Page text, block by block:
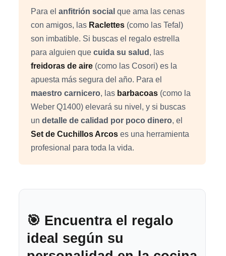
Para el anfitrión social que ama las cenas
con amigos, las Raclettes (como las Tefal)
son imbatible. Si buscas el regalo estrella
para alguien que cuida su salud , las
freidoras de aire (como las Cosori) es la
apuesta más segura del año. Para el
maestro carnicero, las barbacoas (como la
Weber Q1400) elevará su nivel, y si buscas
un detalle de calidad por poco dinero, el
Set de Cuchillos Arcos es una herramienta
profesional para toda la vida.
🎯 Encuentra el regalo
ideal según su